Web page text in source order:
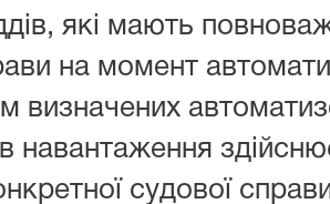
які мають
на момент
визначених
навантаження
судової